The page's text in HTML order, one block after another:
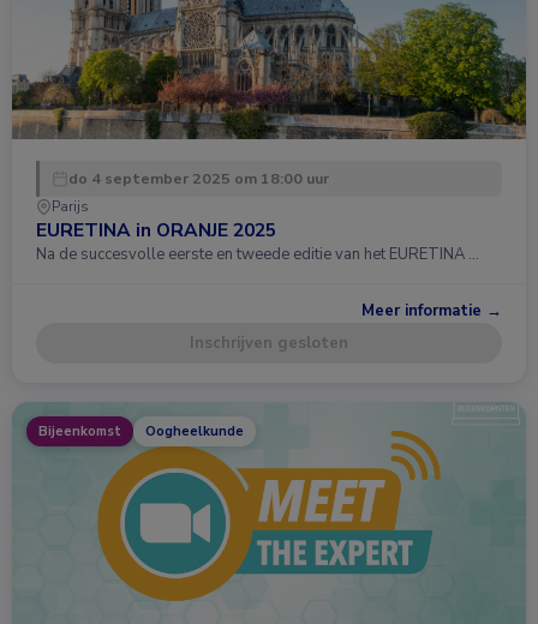
do 4 september 2025 om 18:00 uur
Parijs
EURETINA in ORANJE 2025
Na de succesvolle eerste en tweede editie van het EURETINA …
Meer informatie →
Inschrijven gesloten
Bijeenkomst Oogheelkunde